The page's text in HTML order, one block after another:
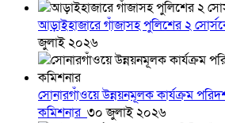
আড়াইহাজারে গাঁজাসহ পুলিশের ২
জুলাই ২০২৬
সোনারগাঁওয়ে উন্নয়নমূলক কার্যক্রম
কমিশনার ৩০ জুলাই ২০২৬